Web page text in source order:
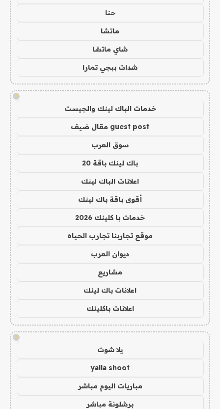
حنا
ماتشا
شاي ماتشا
شدات ببجي تمارا
!
خدمات الباك لينك والجيست
guest post مقال ضيف
سوق العرب
باك لينك باقة 20
اعلانات الباك لينك
أقوى باقة باك لينك
خدمات با كلينك 2026
موقع تجاربنا تجارب الحياه
ديوان العرب
مشاريع
اعلانات باك لينك
اعلانات باكلينك
!
يلا شوت
yalla shoot
مباريات اليوم مباشر
برشلونة مباشر